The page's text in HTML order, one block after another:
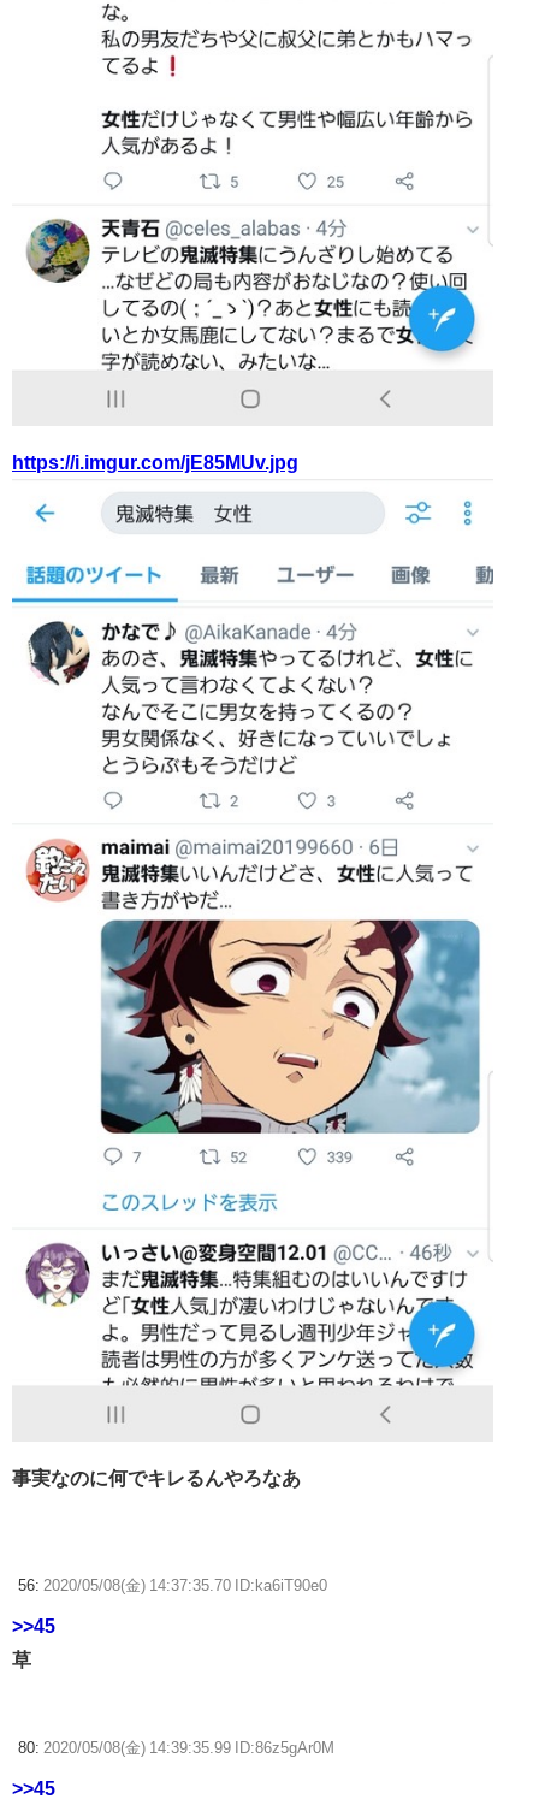
https://i.imgur.com/jE85MUv.jpg
事実なのに何でキレるんやろなあ
56: 2020/05/08(金) 14:37:35.70 ID:ka6iT90e0
>>45
草
80: 2020/05/08(金) 14:39:35.99 ID:86z5gAr0M
>>45